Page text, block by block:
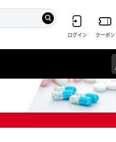
ログイン クーポン